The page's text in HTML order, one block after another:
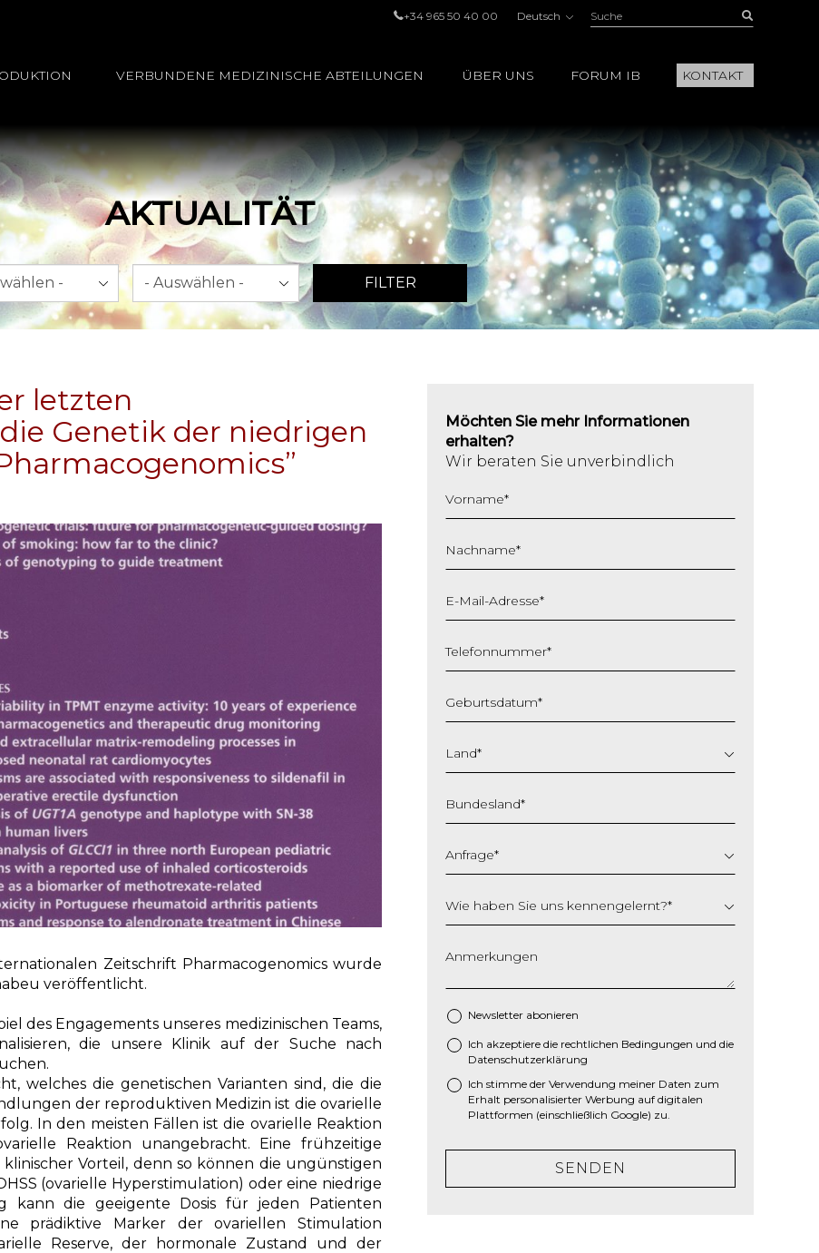
+34 965 50 40 00 Deutsch Suche:
VERBUNDENE MEDIZINISCHE ABTEILUNGEN ÜBER UNS FORUM IB KONTAKT
AKTUALITÄT
Jahr
FILTER
letzten
Genetik der niedrigen
Zeitschrift Pharmacogenomics wurde
veröffentlicht.
des Engagements unseres medizinischen Teams,
die unsere Klinik auf der Suche nach
welches die genetischen Varianten sind, die die
der reproduktiven Medizin ist die ovarielle
In den meisten Fällen ist die ovarielle Reaktion
Reaktion unangebracht. Eine frühzeitige
Vorteil, denn so können die ungünstigen
(ovarielle Hyperstimulation) oder eine niedrige
kann die geeigente Dosis für jeden Patienten
prädiktive Marker der ovariellen Stimulation
Reserve, der hormonale Zustand und der
Möchten Sie mehr Informationen
erhalten?
Wir beraten Sie unverbindlich
Vorname*
Nachname*
E-Mail-Adresse*
Telefonnummer*
Geburtsdatum*
Schrägstrich
MM
JJJJ
Land*
Bundesland*
Anfrage*
Wie haben Sie uns kennengelernt?*
Anmerkungen
Newsletter abonieren
* Ich akzeptiere die rechtlichen Bedingungen und die
Datenschutzerklärung
Ich stimme der Verwendung meiner Daten zum
Erhalt personalisierter Werbung auf digitalen
Plattformen (einschließlich Google) zu.
SENDEN